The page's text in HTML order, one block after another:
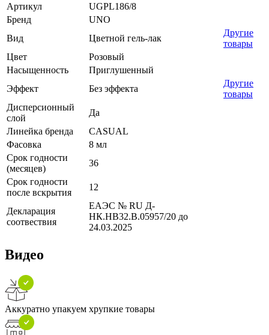
Артикул
UGPL186/8
Бренд
UNO
Вид
Цветной гель-лак
Другие
товары
Цвет
Розовый
Насыщенность
Приглушенный
Эффект
Без эффекта
Другие
товары
Дисперсионный
слой
Да
Линейка бренда
CASUAL
Фасовка
8 мл
Срок годности
(месяцев)
36
Срок годности
после вскрытия
12
Декларация
соотвествия
ЕАЭС № RU Д-
НК.НВ32.В.05957/20 до
24.03.2025
Видео
Аккуратно упакуем хрупкие товары